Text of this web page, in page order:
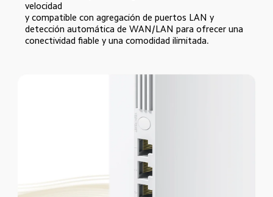
velocidad
y compatible con agregación de puertos LAN y
detección automática de WAN/LAN para ofrecer una
conectividad fiable y una comodidad ilimitada.